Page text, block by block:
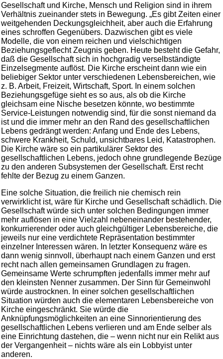
Gesellschaft und Kirche, Mensch und Religion sind in ihrem
Verhältnis zueinander stets in Bewegung. „Es gibt Zeiten einer
weitgehenden Deckungsgleichheit, aber auch die Erfahrung
eines schroffen Gegenübers. Dazwischen gibt es viele
Modelle, die von einem reichen und vielschichtigen
Beziehungsgeflecht Zeugnis geben. Heute besteht die Gefahr,
daß die Gesellschaft sich in hochgradig verselbständigte
Einzelsegmente auflöst. Die Kirche erscheint dann wie ein
beliebiger Sektor unter verschiedenen Lebensbereichen, wie
z. B. Arbeit, Freizeit, Wirtschaft, Sport. In einem solchen
Beziehungsgefüge sieht es so aus, als ob die Kirche
gleichsam eine Nische besetzen könnte, wo bestimmte
Service-Leistungen notwendig sind, für die sonst niemand da
ist und die immer mehr an den Rand des gesellschaftlichen
Lebens gedrängt werden: Anfang und Ende des Lebens,
schwere Krankheit, Schuld, unsichtbares Leid, Katastrophen.
Die Kirche wäre so ein partikulärer Sektor des
gesellschaftlichen Lebens, jedoch ohne grundlegende Bezüge
zu den anderen Subsystemen der Gesellschaft. Erst recht
fehlte der Bezug zu einem Ganzen.
Eine solche Situation, die freilich nie chemisch rein
verwirklicht ist, wäre für Kirche und Gesellschaft schädlich. Die
Gesellschaft würde sich unter solchen Bedingungen immer
mehr auflösen in eine Vielzahl nebeneinander bestehender,
konkurrierender oder auch gleichgültiger Lebensbereiche, die
jeweils nur eine verdichtete Repräsentation bestimmter
einzelner Interessen wären. In letzter Konsequenz wäre es
dann wenig sinnvoll, überhaupt nach einem Ganzen und erst
recht nach allen gemeinsamen Grundlagen zu fragen.
Gemeinsame Werte schrumpften jedenfalls immer mehr auf
den kleinsten Nenner zusammen. Der Sinn für Gemeinwohl
würde austrocknen. In einer solchen gesellschaftlichen
Situation würden auch die elementaren Lebensbereiche von
Kirche eingeschränkt. Sie würde die
Anknüpfungsmöglichkeiten an eine Sinnorientierung des
gesellschaftlichen Lebens verlieren und am Ende selber als
eine Einrichtung dastehen, die – wenn nicht nur ein Relikt aus
der Vergangenheit – nichts wäre als ein Lobbyist unter
anderen.